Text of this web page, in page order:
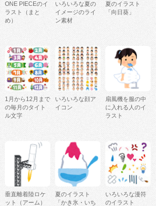
ONE PIECEのイ
ラスト（まと
め）
いろいろな夏の
イメージのライ
ン素材
夏のイラスト
「向日葵」
1月から12月まで
の毎月のタイト
ル文字
いろいろな顔ア
イコン
扇風機を服の中
に入れる人のイ
ラスト
垂直離着陸ロケ
ット（アーム）
夏のイラスト
「かき氷・いち
いろいろな漫符
のイラスト